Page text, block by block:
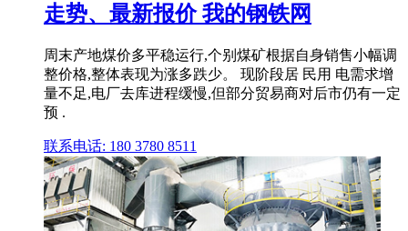
走势、最新报价 我的钢铁网
周末产地煤价多平稳运行,个别煤矿根据自身销售小幅调
整价格,整体表现为涨多跌少。 现阶段居 民用 电需求增
量不足,电厂去库进程缓慢,但部分贸易商对后市仍有一定
预 .
联系电话: 180 3780 8511